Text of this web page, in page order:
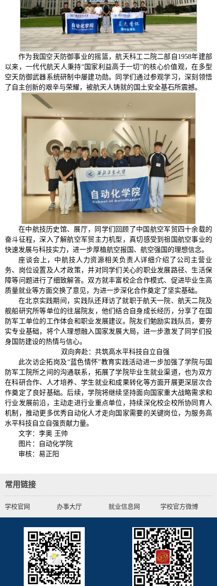
作为我国空天防御事业的摇篮，航天科工二院二部自1958年建部
以来，一代代航天人秉持“国家利益高于一切”的核心价值观，在多型
空天防御武器系统研制中屡建功勋。同学们通过参观学习，深刻领悟
了自主创新的艰辛与荣耀，被航天人铸就的国土安全基石所震撼。
在中航技历史馆、展厅，同学们回顾了中国航空军贸四十余载的
奋斗征程，深入了解航空军贸主力机型，真切感受到祖国航空事业的
快速发展与科技实力，进一步厚植航空报国、航空强国的理想信念。
座谈会上，中航技人力资源相关负责人详细介绍了公司主营业
务、岗位设置及人才政策，并对同学们关心的职业发展路径、生活保
障等问题进行了细致解答。双方就丰富校企合作模式、促进毕业生高
质量就业等方面交换了意见，为进一步深化合作奠定了坚实基础。
在北京实践期间，实践队还拜访了就职于航天一院、航天二院及
舰船研究所等单位的往届院友，他们结合自身成长经历，分享了在国
防军工单位的工作体会和职业发展建议。院友们勉励实践队员，要夯
实专业基础，将个人理想融入国家发展大局，进一步激发了同学们投
身国防建设的热情与信心。
双向奔赴：共筑高水平科技自立自强
此次访企拓岗及“蓝色情怀”教育实践活动进一步加强了学院与国
防军工院所之间的沟通联系，拓展了学院毕业生就业渠道，也为双方
在科研合作、人才培养、学生就业和成果转化等方面开展更深层次合
作奠定了良好基础。后续，学院将继续坚持面向国家重大战略需求和
行业发展前沿，主动走进行业重点单位，持续深化校企校所协同育人
机制，推动更多优秀自动化人才走向国家需要的关键岗位，为服务高
水平科技自立自强贡献力量。
文字：李奥 王帅
图片：自动化学院
审核：易正阳
常用链接
学校官网 办事大厅 就业信息网 学校官方微博